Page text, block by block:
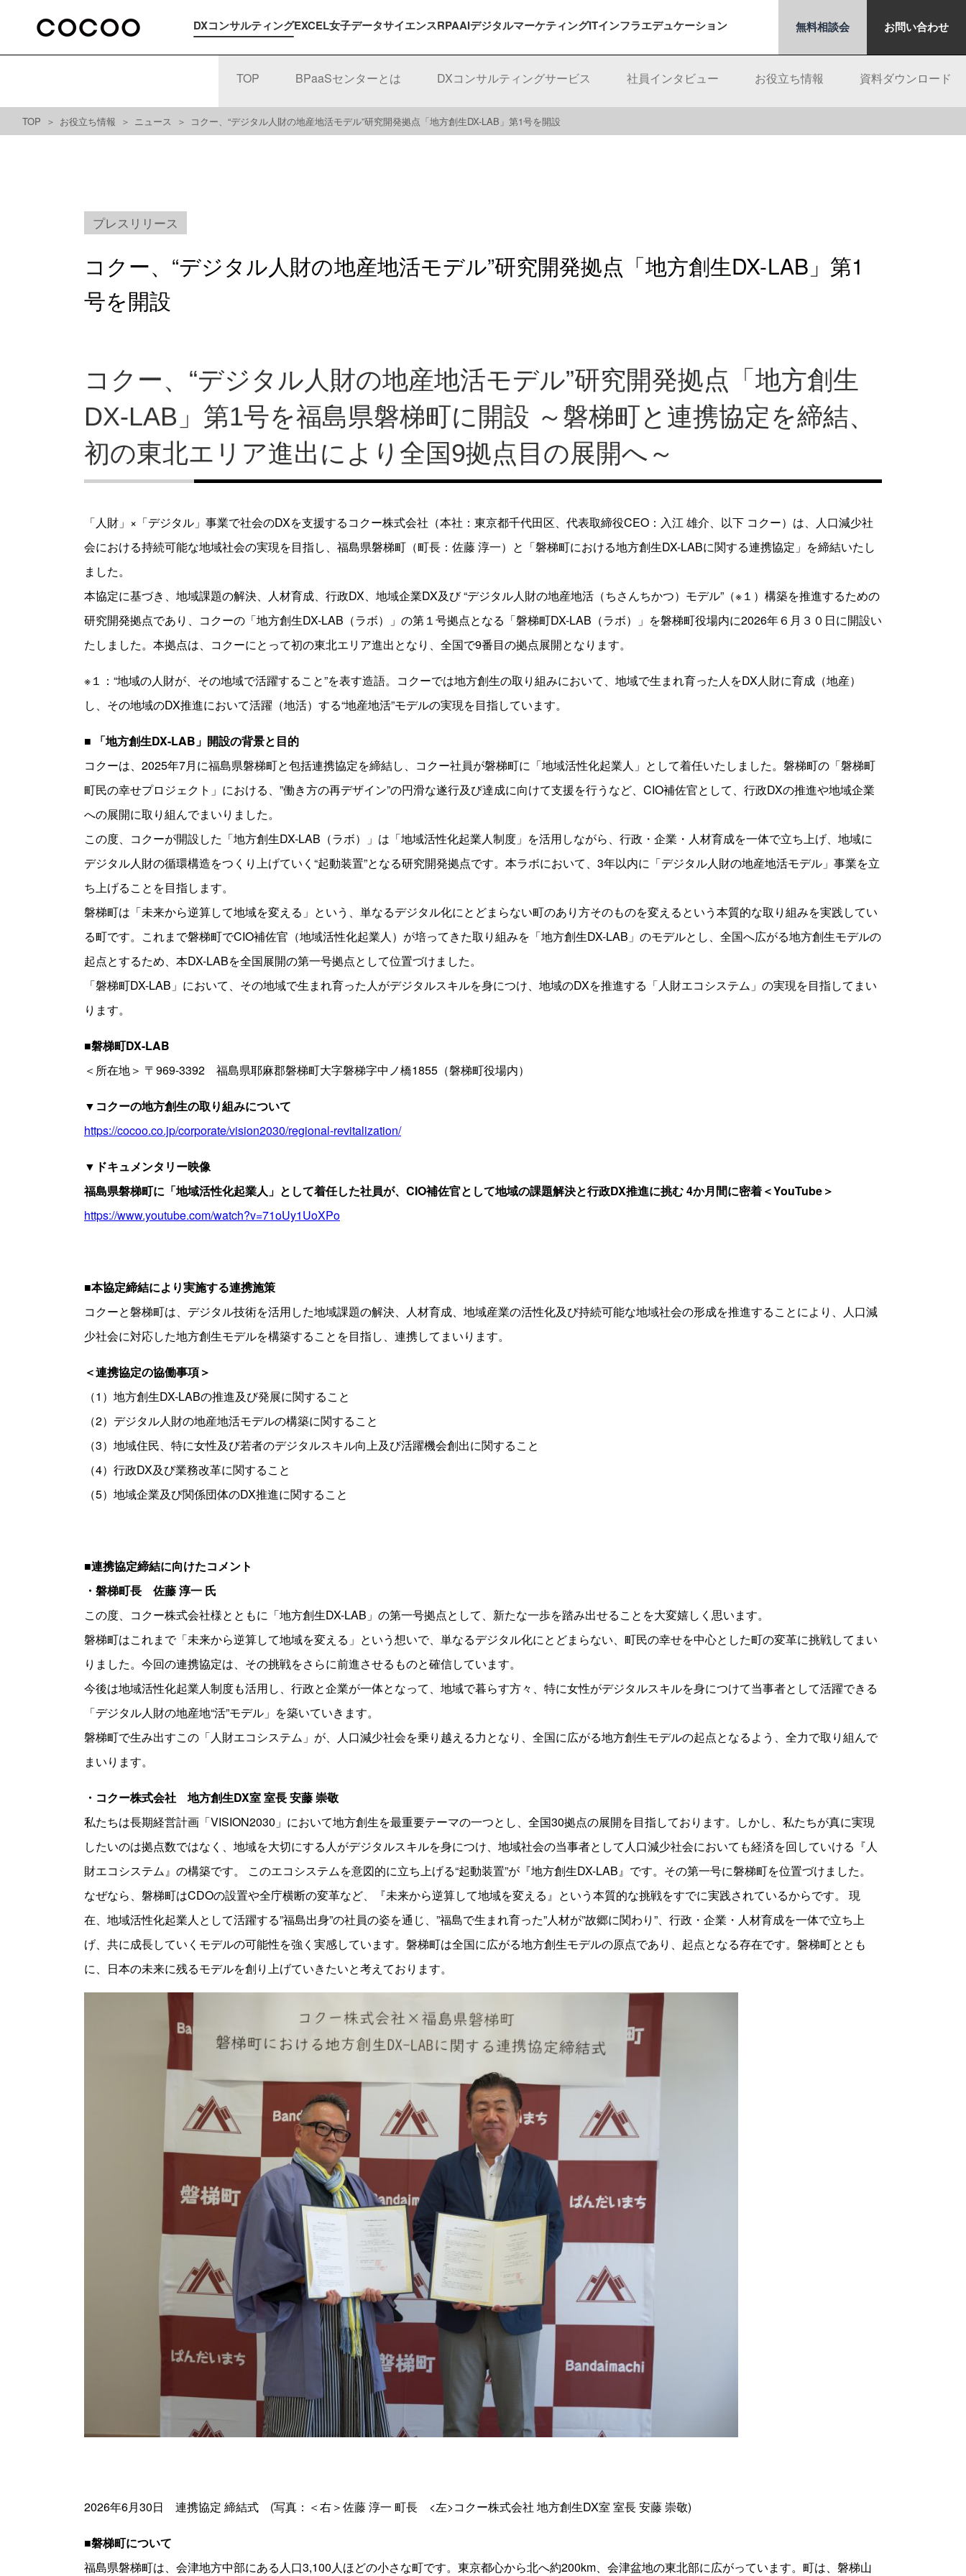
DXコンサルティングEXCEL女子データサイエンスRPAAIデジタルマーケティングITインフラエデュケーション 無料相談会 お問い合わせ
TOP BPaaSセンターとは DXコンサルティングサービス 社員インタビュー お役立ち情報 資料ダウンロード
TOP お役立ち情報 ニュース コクー、“デジタル人財の地産地活モデル”研究開発拠点「地方創生DX-LAB」第1号を開設
プレスリリース
コクー、“デジタル人財の地産地活モデル”研究開発拠点「地方創生DX-LAB」第1
号を開設
コクー、“デジタル人財の地産地活モデル”研究開発拠点「地方創生
DX-LAB」第1号を福島県磐梯町に開設 ～磐梯町と連携協定を締結、
初の東北エリア進出により全国9拠点目の展開へ～
「人財」×「デジタル」事業で社会のDXを支援するコクー株式会社（本社：東京都千代田区、代表取締役CEO：入江 雄介、以下 コクー）は、人口減少社
会における持続可能な地域社会の実現を目指し、福島県磐梯町（町長：佐藤 淳一）と「磐梯町における地方創生DX-LABに関する連携協定」を締結いたし
ました。
本協定に基づき、地域課題の解決、人材育成、行政DX、地域企業DX及び “デジタル人財の地産地活（ちさんちかつ）モデル”（※１）構築を推進するための
研究開発拠点であり、コクーの「地方創生DX-LAB（ラボ）」の第１号拠点となる「磐梯町DX-LAB（ラボ）」を磐梯町役場内に2026年６月３０日に開設い
たしました。本拠点は、コクーにとって初の東北エリア進出となり、全国で9番目の拠点展開となります。
※１：“地域の人財が、その地域で活躍すること”を表す造語。コクーでは地方創生の取り組みにおいて、地域で生まれ育った人をDX人財に育成（地産）
し、その地域のDX推進において活躍（地活）する“地産地活”モデルの実現を目指しています。
■ 「地方創生DX-LAB」開設の背景と目的
コクーは、2025年7月に福島県磐梯町と包括連携協定を締結し、コクー社員が磐梯町に「地域活性化起業人」として着任いたしました。磐梯町の「磐梯町
町民の幸せプロジェクト」における、”働き方の再デザイン”の円滑な遂行及び達成に向けて支援を行うなど、CIO補佐官として、行政DXの推進や地域企業
への展開に取り組んでまいりました。
この度、コクーが開設した「地方創生DX-LAB（ラボ）」は「地域活性化起業人制度」を活用しながら、行政・企業・人材育成を一体で立ち上げ、地域に
デジタル人財の循環構造をつくり上げていく“起動装置”となる研究開発拠点です。本ラボにおいて、3年以内に「デジタル人財の地産地活モデル」事業を立
ち上げることを目指します。
磐梯町は「未来から逆算して地域を変える」という、単なるデジタル化にとどまらない町のあり方そのものを変えるという本質的な取り組みを実践してい
る町です。これまで磐梯町でCIO補佐官（地域活性化起業人）が培ってきた取り組みを「地方創生DX-LAB」のモデルとし、全国へ広がる地方創生モデルの
起点とするため、本DX-LABを全国展開の第一号拠点として位置づけました。
「磐梯町DX-LAB」において、その地域で生まれ育った人がデジタルスキルを身につけ、地域のDXを推進する「人財エコシステム」の実現を目指してまい
ります。
■磐梯町DX-LAB
＜所在地＞ 〒969-3392 福島県耶麻郡磐梯町大字磐梯字中ノ橋1855（磐梯町役場内）
▼コクーの地方創生の取り組みについて
https://cocoo.co.jp/corporate/vision2030/regional-revitalization/
▼ドキュメンタリー映像
福島県磐梯町に「地域活性化起業人」として着任した社員が、CIO補佐官として地域の課題解決と行政DX推進に挑む 4か月間に密着＜YouTube＞
https://www.youtube.com/watch?v=71oUy1UoXPo
■本協定締結により実施する連携施策
コクーと磐梯町は、デジタル技術を活用した地域課題の解決、人材育成、地域産業の活性化及び持続可能な地域社会の形成を推進することにより、人口減
少社会に対応した地方創生モデルを構築することを目指し、連携してまいります。
＜連携協定の協働事項＞
（1）地方創生DX-LABの推進及び発展に関すること
（2）デジタル人財の地産地活モデルの構築に関すること
（3）地域住民、特に女性及び若者のデジタルスキル向上及び活躍機会創出に関すること
（4）行政DX及び業務改革に関すること
（5）地域企業及び関係団体のDX推進に関すること
■連携協定締結に向けたコメント
・磐梯町長 佐藤 淳一 氏
この度、コクー株式会社様とともに「地方創生DX-LAB」の第一号拠点として、新たな一歩を踏み出せることを大変嬉しく思います。
磐梯町はこれまで「未来から逆算して地域を変える」という想いで、単なるデジタル化にとどまらない、町民の幸せを中心とした町の変革に挑戦してまい
りました。今回の連携協定は、その挑戦をさらに前進させるものと確信しています。
今後は地域活性化起業人制度も活用し、行政と企業が一体となって、地域で暮らす方々、特に女性がデジタルスキルを身につけて当事者として活躍できる
「デジタル人財の地産地“活”モデル」を築いていきます。
磐梯町で生み出すこの「人財エコシステム」が、人口減少社会を乗り越える力となり、全国に広がる地方創生モデルの起点となるよう、全力で取り組んで
まいります。
・コクー株式会社 地方創生DX室 室長 安藤 崇敬
私たちは長期経営計画「VISION2030」において地方創生を最重要テーマの一つとし、全国30拠点の展開を目指しております。しかし、私たちが真に実現
したいのは拠点数ではなく、地域を大切にする人がデジタルスキルを身につけ、地域社会の当事者として人口減少社会においても経済を回していける『人
財エコシステム』の構築です。 このエコシステムを意図的に立ち上げる“起動装置”が『地方創生DX-LAB』です。その第一号に磐梯町を位置づけました。
なぜなら、磐梯町はCDOの設置や全庁横断の変革など、『未来から逆算して地域を変える』という本質的な挑戦をすでに実践されているからです。 現
在、地域活性化起業人として活躍する”福島出身”の社員の姿を通じ、”福島で生まれ育った”人材が”故郷に関わり”、行政・企業・人材育成を一体で立ち上
げ、共に成長していくモデルの可能性を強く実感しています。磐梯町は全国に広がる地方創生モデルの原点であり、起点となる存在です。磐梯町ととも
に、日本の未来に残るモデルを創り上げていきたいと考えております。
2026年6月30日 連携協定 締結式 (写真：＜右＞佐藤 淳一 町長 <左>コクー株式会社 地方創生DX室 室長 安藤 崇敬)
■磐梯町について
福島県磐梯町は、会津地方中部にある人口3,100人ほどの小さな町です。東京都心から北へ約200km、会津盆地の東北部に広がっています。町は、磐梯山